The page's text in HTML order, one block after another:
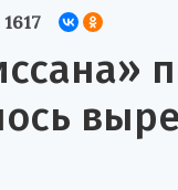
1617